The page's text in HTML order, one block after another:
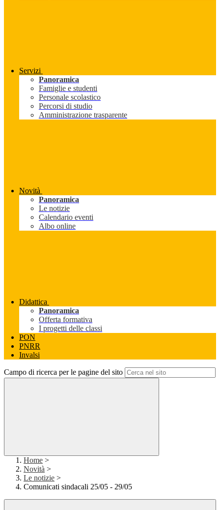
Servizi
Panoramica
Famiglie e studenti
Personale scolastico
Percorsi di studio
Amministrazione trasparente
Novità
Panoramica
Le notizie
Calendario eventi
Albo online
Didattica
Panoramica
Offerta formativa
I progetti delle classi
PON
PNRR
Invalsi
Campo di ricerca per le pagine del sito
Home >
Novità >
Le notizie >
Comunicati sindacali 25/05 - 29/05